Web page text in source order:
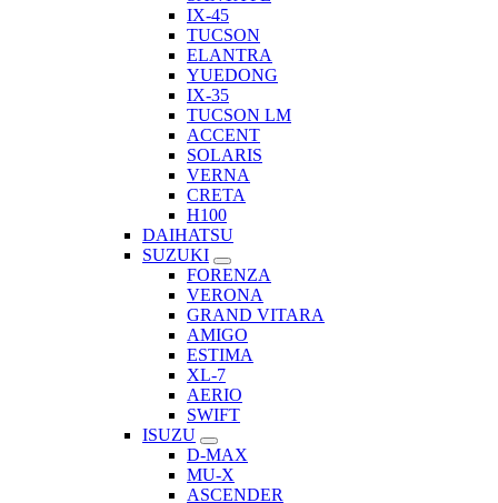
IX-45
TUCSON
ELANTRA
YUEDONG
IX-35
TUCSON LM
ACCENT
SOLARIS
VERNA
CRETA
H100
DAIHATSU
SUZUKI
FORENZA
VERONA
GRAND VITARA
AMIGO
ESTIMA
XL-7
AERIO
SWIFT
ISUZU
D-MAX
MU-X
ASCENDER